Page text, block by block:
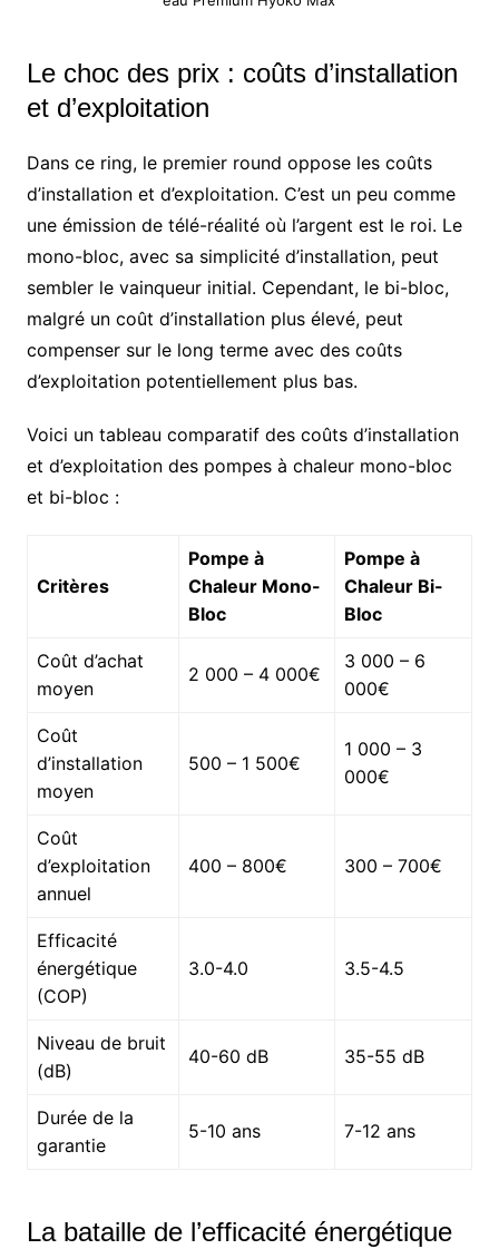
Le choc des prix : coûts d’installation
et d’exploitation
Dans ce ring, le premier round oppose les coûts
d’installation et d’exploitation. C’est un peu comme
une émission de télé-réalité où l’argent est le roi. Le
mono-bloc, avec sa simplicité d’installation, peut
sembler le vainqueur initial. Cependant, le bi-bloc,
malgré un coût d’installation plus élevé, peut
compenser sur le long terme avec des coûts
d’exploitation potentiellement plus bas.
Voici un tableau comparatif des coûts d’installation
et d’exploitation des pompes à chaleur mono-bloc
et bi-bloc :
Critères
Pompe à
Chaleur Mono-
Bloc
Pompe à
Chaleur Bi-
Bloc
Coût d’achat
moyen
2 000 – 4 000€
3 000 – 6
000€
Coût
d’installation
moyen
500 – 1 500€
1 000 – 3
000€
Coût
d’exploitation
annuel
400 – 800€ 300 – 700€
Efficacité
énergétique
(COP)
3.0-4.0 3.5-4.5
Niveau de bruit
(dB)
40-60 dB 35-55 dB
Durée de la
garantie
5-10 ans 7-12 ans
La bataille de l’efficacité énergétique